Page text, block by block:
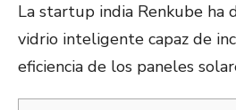
La startup india Renkube ha
vidrio inteligente capaz de
eficiencia de los paneles